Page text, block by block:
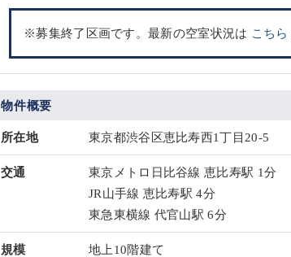
※募集終了区画です。最新の空室状況は こちら
物件概要
所在地 東京都渋谷区恵比寿西1丁目20-5
交通
東京メトロ日比谷線 恵比寿駅 1分
JR山手線 恵比寿駅 4分
東急東横線 代官山駅 6分
規模 地上10階建て